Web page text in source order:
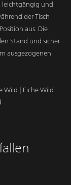
leichtgängig und
der Tisch
aus. Die
Stand und sicher
ausgezogenen
Wild | Eiche Wild